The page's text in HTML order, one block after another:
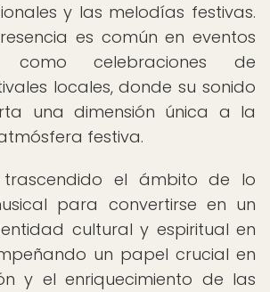
y las melodías festivas.
es común en eventos
como celebraciones de
locales, donde su sonido
una dimensión única a la
festiva.
el ámbito de lo
para convertirse en un
cultural y espiritual en
un papel crucial en
y el enriquecimiento de las